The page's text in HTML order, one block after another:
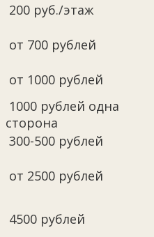
200 руб./этаж
от 700 рублей
от 1000 рублей
1000 рублей одна
сторона
300-500 рублей
от 2500 рублей
4500 рублей